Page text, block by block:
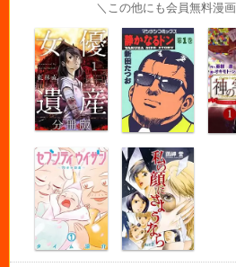
＼この他にも会員無料漫